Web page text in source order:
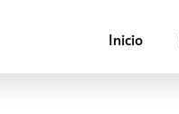
Inicio